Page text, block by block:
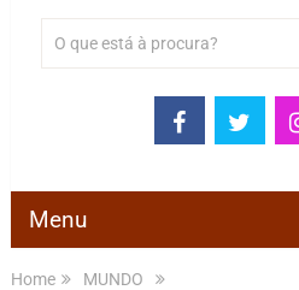
Menu
Home
MUNDO